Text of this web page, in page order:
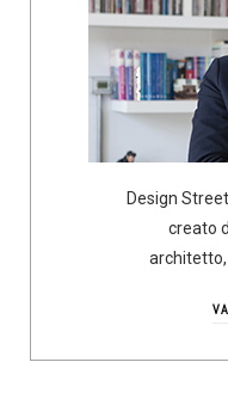
Design
creato
architetto,